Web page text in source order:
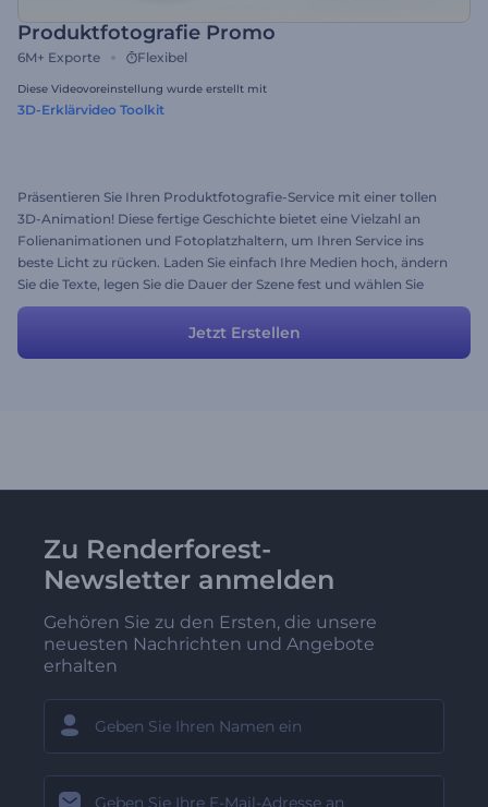
Produktfotografie Promo
6M+ Exporte Flexibel
Diese Videovoreinstellung wurde erstellt mit
3D-Erklärvideo Toolkit
Präsentieren Sie Ihren Produktfotografie-Service mit einer tollen
3D-Animation! Diese fertige Geschichte bietet eine Vielzahl an
Folienanimationen und Fotoplatzhaltern, um Ihren Service ins
beste Licht zu rücken. Laden Sie einfach Ihre Medien hoch, ändern
Sie die Texte, legen Sie die Dauer der Szene fest und wählen Sie
einen Musiktitel aus, um Ihr Video fertigzustellen. Geben Sie ihm
jetzt einen Hauch von Phantasie!Jetzt Erstellen
Zu Renderforest-
Newsletter anmelden
Gehören Sie zu den Ersten, die unsere
neuesten Nachrichten und Angebote
erhalten